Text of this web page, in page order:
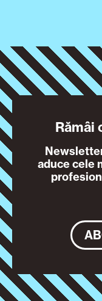
Rămâi
aduce cele